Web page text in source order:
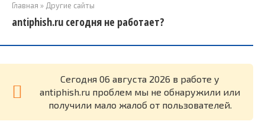
Главная » Другие сайты
antiphish.ru сегодня не работает?
Cегодня 06 августа 2026 в работе у
antiphish.ru проблем мы не обнаружили или
получили мало жалоб от пользователей.